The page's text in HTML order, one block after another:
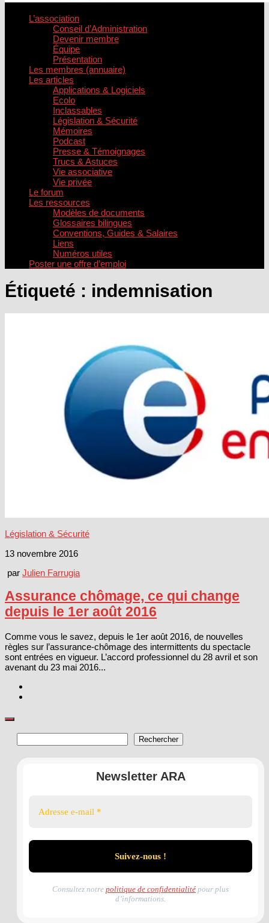
L’association
Conseil d’Administration
Devenir membre
Équipe
Présentation
Les membres (annuaire)
Les articles
Applications & Logiciels
Ecolo
Inclassables
Législation & Sécurité
Mémoires
Podcast
Presse & Témoignages
Trucs & Astuces
Vie associative
Vie privée
Le forum
Les ressources
Modèles de documents
Glossaires bilingues
Conventions, Guides & Salaires
Liens
Numéros utiles
Poster une offre d’emploi
Étiqueté : indemnisation
Législation & Sécurité
13 novembre 2016
par Julien Farrugia
Assurance chômage, ce qui change
depuis le 1er août 2016
Comme vous le savez, depuis le 1er août 2016, de nouvelles
règles sur l’assurance-chômage des intermittents du spectacle
sont entrées en vigueur. L’accord professionnel du 28 avril et son
avenant du 23 mai 2016...
Rechercher
Newsletter ARA
Consultez notre politique de confidentialité pour plus
d’informations.